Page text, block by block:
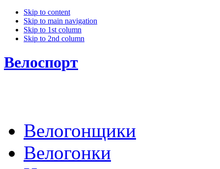
Skip to content
Skip to main navigation
Skip to 1st column
Skip to 2nd column
Велоспорт
Велогонщики
Велогонки